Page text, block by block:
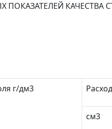
КАЧЕСТВА
г/дм3
см3